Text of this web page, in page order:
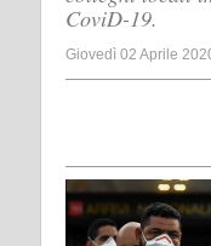
CoviD-19.
Giovedì 02 Aprile